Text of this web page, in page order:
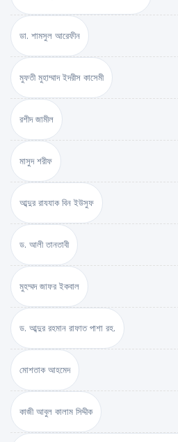
ডা. শামসুল আরেফীন
মুফতী মুহাম্মাদ ইদরীস কাসেমী
রশীদ জামীল
মাসুদ শরীফ
আব্দুর রাযযাক বিন ইউসুফ
ড. আলী তানতাবী
মুহম্মদ জাফর ইকবাল
ড. আব্দুর রহমান রাফাত পাশা রহ.
মোশতাক আহমেদ
কাজী আবুল কালাম সিদ্দীক